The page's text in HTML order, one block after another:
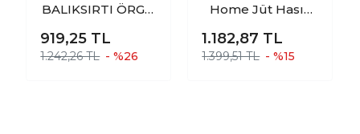
BALIKSIRTI ÖRGÜ
İSKELETLİ
POŞETLİ DOĞAL
919,25 TL
1.242,26 TL - %26
Home Jüt Hasır
Mutfak Banyo
Salon Sepeti
1.182,87 TL
1.399,51 TL - %15